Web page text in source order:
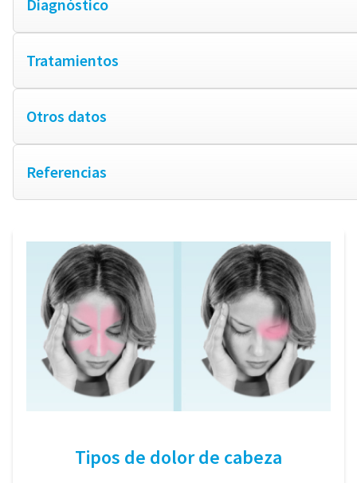
Diagnóstico
Tratamientos
Otros datos
Referencias
Tipos de dolor de cabeza